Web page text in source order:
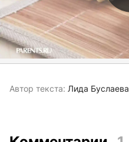
Автор текста: Лида Буслаева